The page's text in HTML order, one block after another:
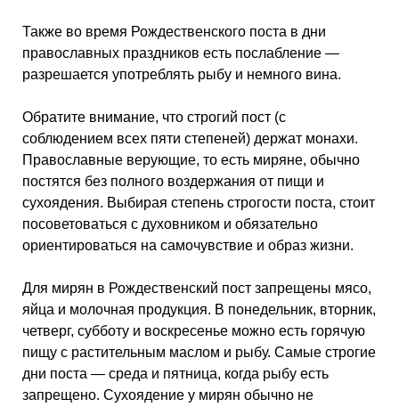
Также во время Рождественского поста в дни
православных праздников есть послабление —
разрешается употреблять рыбу и немного вина.
Обратите внимание, что строгий пост (с
соблюдением всех пяти степеней) держат монахи.
Православные верующие, то есть миряне, обычно
постятся без полного воздержания от пищи и
сухоядения. Выбирая степень строгости поста, стоит
посоветоваться с духовником и обязательно
ориентироваться на самочувствие и образ жизни.
Для мирян в Рождественский пост запрещены мясо,
яйца и молочная продукция. В понедельник, вторник,
четверг, субботу и воскресенье можно есть горячую
пищу с растительным маслом и рыбу. Самые строгие
дни поста — среда и пятница, когда рыбу есть
запрещено. Сухоядение у мирян обычно не